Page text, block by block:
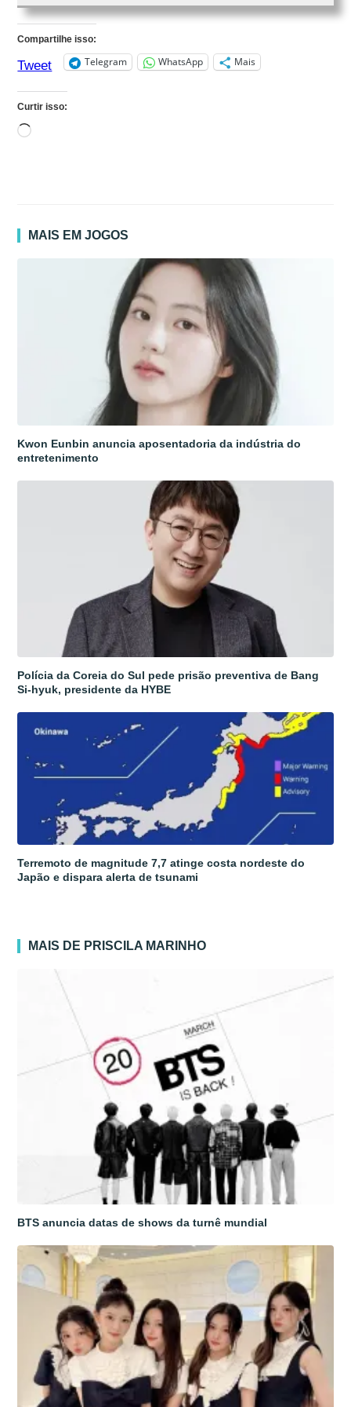
Compartilhe isso:
Tweet Telegram WhatsApp Mais
Curtir isso:
Carregando...
MAIS EM JOGOS
Kwon Eunbin anuncia aposentadoria da indústria do
entretenimento
Polícia da Coreia do Sul pede prisão preventiva de Bang
Si-hyuk, presidente da HYBE
Terremoto de magnitude 7,7 atinge costa nordeste do
Japão e dispara alerta de tsunami
MAIS DE PRISCILA MARINHO
BTS anuncia datas de shows da turnê mundial